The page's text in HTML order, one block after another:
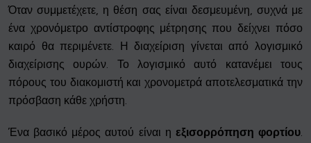
Όταν συμμετέχετε, η θέση σας είναι δεσμευμένη, συχνά με
ένα χρονόμετρο αντίστροφης μέτρησης που δείχνει πόσο
καιρό θα περιμένετε. Η διαχείριση γίνεται από λογισμικό
διαχείρισης ουρών. Το λογισμικό αυτό κατανέμει τους
πόρους του διακομιστή και χρονομετρά αποτελεσματικά την
πρόσβαση κάθε χρήστη.
Ένα βασικό μέρος αυτού είναι η εξισορρόπηση φορτίου.